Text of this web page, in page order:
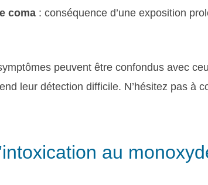
coma : conséquence d’une exposition
peuvent être confondus avec
leur détection difficile. N’hésitez pas à
au